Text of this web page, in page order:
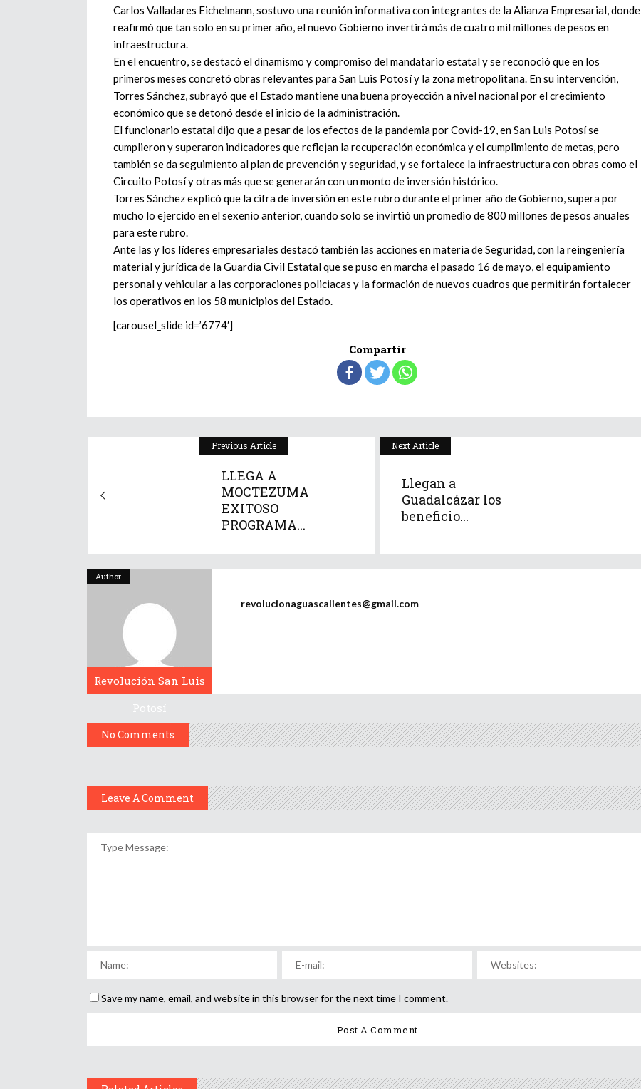
Carlos Valladares Eichelmann, sostuvo una reunión informativa con integrantes de la Alianza Empresarial, donde
reafirmó que tan solo en su primer año, el nuevo Gobierno invertirá más de cuatro mil millones de pesos en
infraestructura.
En el encuentro, se destacó el dinamismo y compromiso del mandatario estatal y se reconoció que en los
primeros meses concretó obras relevantes para San Luis Potosí y la zona metropolitana. En su intervención,
Torres Sánchez, subrayó que el Estado mantiene una buena proyección a nivel nacional por el crecimiento
económico que se detonó desde el inicio de la administración.
El funcionario estatal dijo que a pesar de los efectos de la pandemia por Covid-19, en San Luis Potosí se
cumplieron y superaron indicadores que reflejan la recuperación económica y el cumplimiento de metas, pero
también se da seguimiento al plan de prevención y seguridad, y se fortalece la infraestructura con obras como el
Circuito Potosí y otras más que se generarán con un monto de inversión histórico.
Torres Sánchez explicó que la cifra de inversión en este rubro durante el primer año de Gobierno, supera por
mucho lo ejercido en el sexenio anterior, cuando solo se invirtió un promedio de 800 millones de pesos anuales
para este rubro.
Ante las y los líderes empresariales destacó también las acciones en materia de Seguridad, con la reingeniería
material y jurídica de la Guardia Civil Estatal que se puso en marcha el pasado 16 de mayo, el equipamiento
personal y vehicular a las corporaciones policiacas y la formación de nuevos cuadros que permitirán fortalecer
los operativos en los 58 municipios del Estado.
[carousel_slide id=’6774′]
Compartir
Previous Article
LLEGA A
MOCTEZUMA
EXITOSO
PROGRAMA...
Next Article
Llegan a
Guadalcázar los
beneficio...
Author
Revolución San Luis
Potosí
revolucionaguascalientes@gmail.com
No Comments
Leave A Comment
Save my name, email, and website in this browser for the next time I comment.